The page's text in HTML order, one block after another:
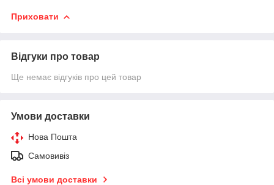
Приховати
Відгуки про товар
Ще немає відгуків про цей товар
Умови доставки
Нова Пошта
Самовивіз
Всі умови доставки